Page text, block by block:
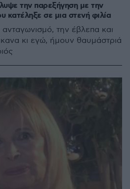
την παρεξήγηση με την
κατέληξε σε μια στενή φιλία
την έβλεπα και
κι εγώ, ήμουν θαυμάστριά